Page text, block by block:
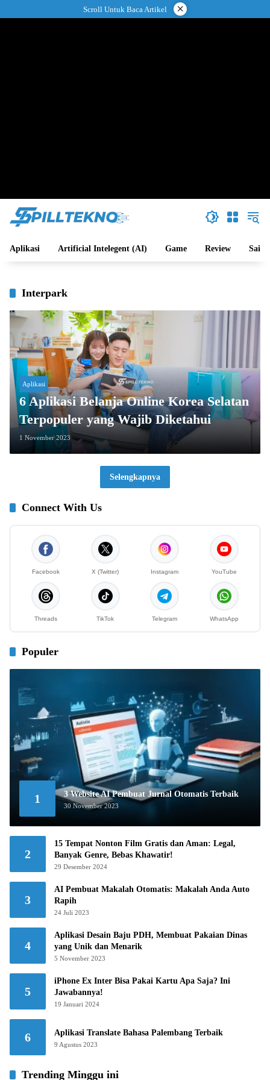
ke
Scroll Untuk Baca Artikel ×
Aplikasi Artificial Intelegent (AI) Game Review Sains
Interpark
Aplikasi
6 Aplikasi Belanja Online Korea Selatan
Terpopuler yang Wajib Diketahui
1 November 2023
Selengkapnya
Connect With Us
Facebook X (Twitter) Instagram YouTube
Threads TikTok Telegram WhatsApp
Populer
1 3 Website AI Pembuat Jurnal Otomatis Terbaik
30 November 2023
2
15 Tempat Nonton Film Gratis dan Aman: Legal,
Banyak Genre, Bebas Khawatir!
29 Desember 2024
3
AI Pembuat Makalah Otomatis: Makalah Anda Auto
Rapih
24 Juli 2023
4
Aplikasi Desain Baju PDH, Membuat Pakaian Dinas
yang Unik dan Menarik
5 November 2023
5
iPhone Ex Inter Bisa Pakai Kartu Apa Saja? Ini
Jawabannya!
19 Januari 2024
6 Aplikasi Translate Bahasa Palembang Terbaik
9 Agustus 2023
Trending Minggu ini